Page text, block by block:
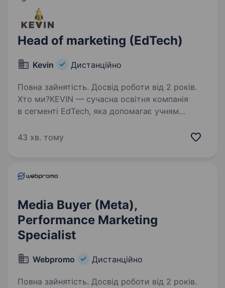
Head of marketing (EdTech)
Kevin Дистанційно
Повна зайнятість. Досвід роботи від 2 років.
Хто ми?KEVIN — сучасна освітня компанія
в сегменті EdTech, яка допомагає учням
майбутнє. Наші продукти змінюють життя,
43 хв. тому
Media Buyer (Meta),
Performance Marketing
Specialist
Webpromo Дистанційно
Повна зайнятість. Досвід роботи від 2 років.